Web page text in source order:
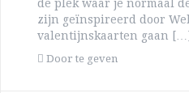
de plek waar je normaal
zijn geïnspireerd door
valentijnskaarten gaan […]
Door te geven